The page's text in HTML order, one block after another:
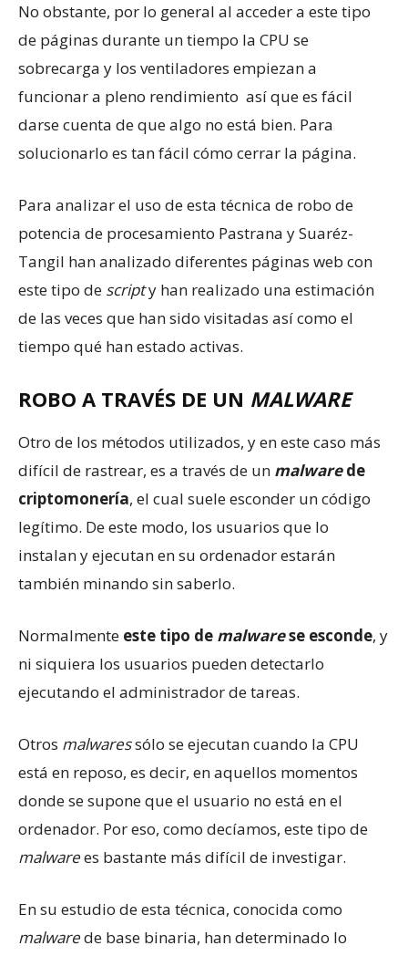
No obstante, por lo general al acceder a este tipo
de páginas durante un tiempo la CPU se
sobrecarga y los ventiladores empiezan a
funcionar a pleno rendimiento así que es fácil
darse cuenta de que algo no está bien. Para
solucionarlo es tan fácil cómo cerrar la página.
Para analizar el uso de esta técnica de robo de
potencia de procesamiento Pastrana y Suaréz-
Tangil han analizado diferentes páginas web con
este tipo de scripty han realizado una estimación
de las veces que han sido visitadas así como el
tiempo qué han estado activas.
ROBO A TRAVÉS DE UN MALWARE
Otro de los métodos utilizados, y en este caso más
difícil de rastrear, es a través de un malwarede
criptomonería, el cual suele esconder un código
legítimo. De este modo, los usuarios que lo
instalan y ejecutan en su ordenador estarán
también minando sin saberlo.
Normalmente este tipo de malwarese esconde, y
ni siquiera los usuarios pueden detectarlo
ejecutando el administrador de tareas.
Otros malwaressólo se ejecutan cuando la CPU
está en reposo, es decir, en aquellos momentos
donde se supone que el usuario no está en el
ordenador. Por eso, como decíamos, este tipo de
malwarees bastante más difícil de investigar.
En su estudio de esta técnica, conocida como
malwarede base binaria, han determinado lo